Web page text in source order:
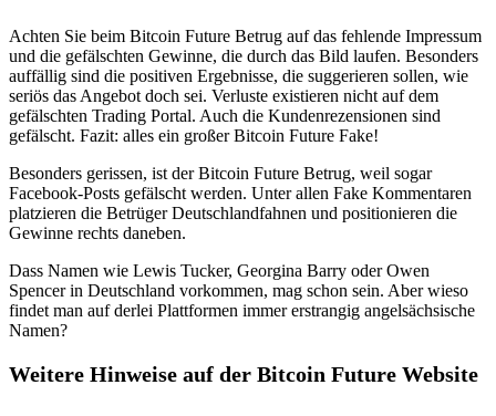
Achten Sie beim Bitcoin Future Betrug auf das fehlende Impressum
und die gefälschten Gewinne, die durch das Bild laufen. Besonders
auffällig sind die positiven Ergebnisse, die suggerieren sollen, wie
seriös das Angebot doch sei. Verluste existieren nicht auf dem
gefälschten Trading Portal. Auch die Kundenrezensionen sind
gefälscht. Fazit: alles ein großer Bitcoin Future Fake!
Besonders gerissen, ist der Bitcoin Future Betrug, weil sogar
Facebook-Posts gefälscht werden. Unter allen Fake Kommentaren
platzieren die Betrüger Deutschlandfahnen und positionieren die
Gewinne rechts daneben.
Dass Namen wie Lewis Tucker, Georgina Barry oder Owen
Spencer in Deutschland vorkommen, mag schon sein. Aber wieso
findet man auf derlei Plattformen immer erstrangig angelsächsische
Namen?
Weitere Hinweise auf der Bitcoin Future Website